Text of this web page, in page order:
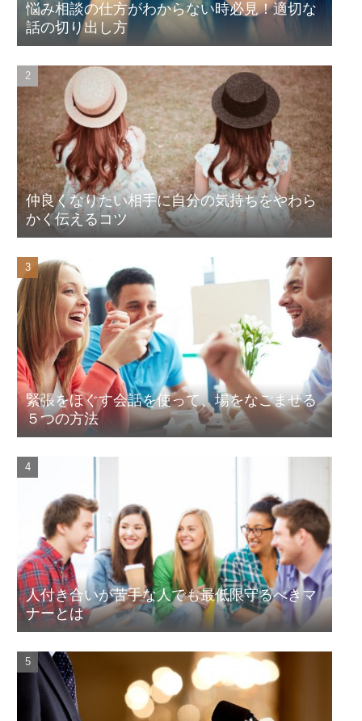
悩み相談の仕方がわからない時必見！適切な
話の切り出し方
仲良くなりたい相手に自分の気持ちをやわら
かく伝えるコツ
緊張をほぐす会話を使って、場をなごませる
５つの方法
人付き合いが苦手な人でも最低限守るべきマ
ナーとは